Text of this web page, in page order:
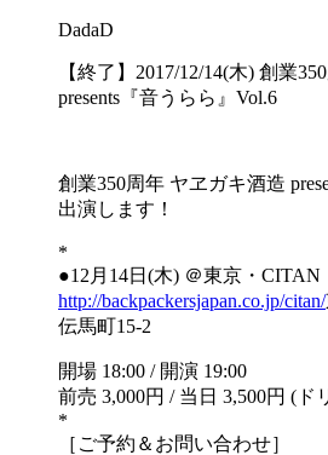
DadaD
【終了】2017/12/14(木) 創業
presents『音うらら』Vol.6
創業350周年 ヤヱガキ酒造
出演します！
*
●12月14日(木) ＠東京・CITAN
http://backpackersjapan.co.jp/citan/
伝馬町15-2
開場 18:00 / 開演 19:00
前売 3,000円 / 当日 3,500円 (ド
*
［ご予約＆お問い合わせ］